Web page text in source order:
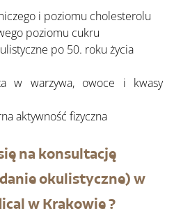
i poziomu cholesterolu
poziomu cukru
po 50. roku życia
w warzywa, owoce i kwasy
aktywność fizyczna
na konsultację
okulistyczne) w
w Krakowie ?